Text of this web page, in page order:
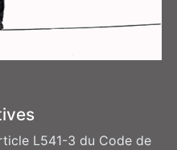
L541-3 du Code de